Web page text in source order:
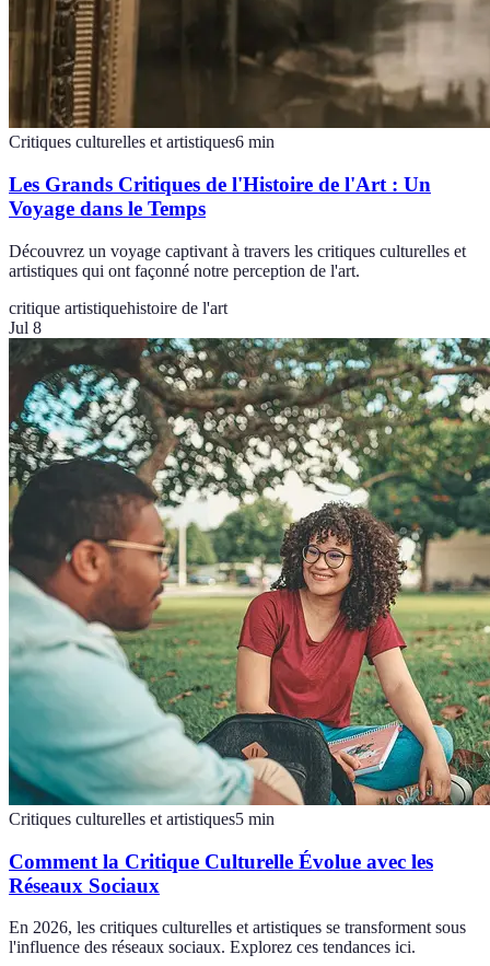
Critiques culturelles et artistiques6 min
Les Grands Critiques de l'Histoire de l'Art : Un
Voyage dans le Temps
Découvrez un voyage captivant à travers les critiques culturelles et
artistiques qui ont façonné notre perception de l'art.
critique artistiquehistoire de l'art
Jul 8
Critiques culturelles et artistiques5 min
Comment la Critique Culturelle Évolue avec les
Réseaux Sociaux
En 2026, les critiques culturelles et artistiques se transforment sous
l'influence des réseaux sociaux. Explorez ces tendances ici.